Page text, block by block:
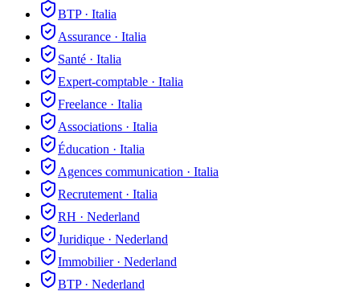
BTP· Italia
Assurance · Italia
Santé · Italia
Expert-comptable · Italia
Freelance · Italia
Associations · Italia
Éducation · Italia
Agences communication · Italia
Recrutement · Italia
RH · Nederland
Juridique · Nederland
Immobilier· Nederland
BTP· Nederland